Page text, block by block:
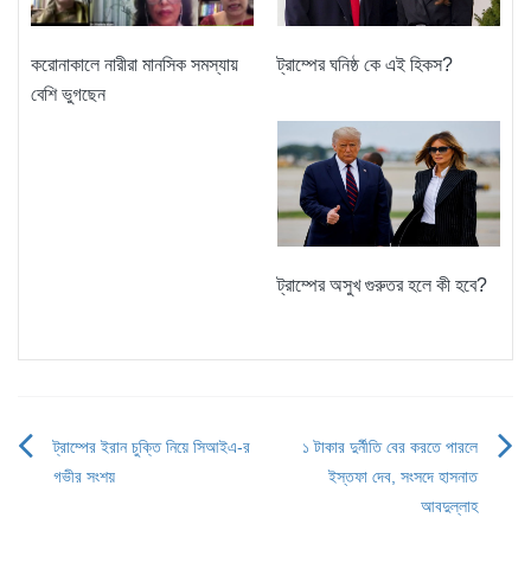
করোনাকালে নারীরা মানসিক সমস্যায়
বেশি ভুগছেন
ট্রাম্পের ঘনিষ্ঠ কে এই হিকস?
ট্রাম্পের অসুখ গুরুতর হলে কী হবে?
Post
ট্রাম্পের ইরান চুক্তি নিয়ে সিআইএ-র
গভীর সংশয়
১ টাকার দুর্নীতি বের করতে পারলে
ইস্তফা দেব, সংসদে হাসনাত
আবদুল্লাহ